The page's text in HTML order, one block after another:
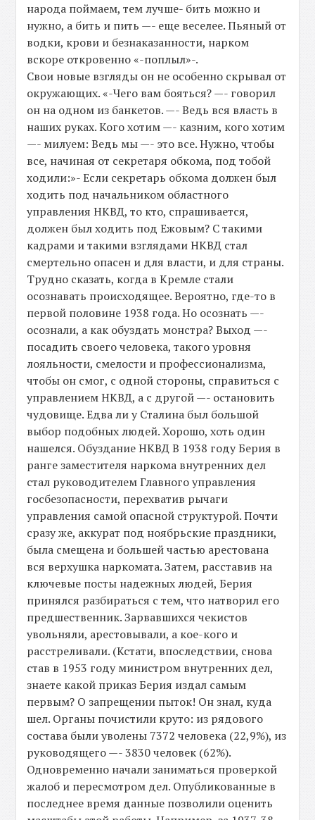
народа поймаем, тем лучше- бить можно и
нужно, а бить и пить —- еще веселее. Пьяный от
водки, крови и безнаказанности, нарком
вскоре откровенно «-поплыл»-.
Свои новые взгляды он не особенно скрывал от
окружающих. «-Чего вам бояться? —- говорил
он на одном из банкетов. —- Ведь вся власть в
наших руках. Кого хотим —- казним, кого хотим
—- милуем: Ведь мы —- это все. Нужно, чтобы
все, начиная от секретаря обкома, под тобой
ходили:»- Если секретарь обкома должен был
ходить под начальником областного
управления НКВД, то кто, спрашивается,
должен был ходить под Ежовым? С такими
кадрами и такими взглядами НКВД стал
смертельно опасен и для власти, и для страны.
Трудно сказать, когда в Кремле стали
осознавать происходящее. Вероятно, где-то в
первой половине 1938 года. Но осознать —-
осознали, а как обуздать монстра? Выход —-
посадить своего человека, такого уровня
лояльности, смелости и профессионализма,
чтобы он смог, с одной стороны, справиться с
управлением НКВД, а с другой —- остановить
чудовище. Едва ли у Сталина был большой
выбор подобных людей. Хорошо, хоть один
нашелся. Обуздание НКВД В 1938 году Берия в
ранге заместителя наркома внутренних дел
стал руководителем Главного управления
госбезопасности, перехватив рычаги
управления самой опасной структурой. Почти
сразу же, аккурат под ноябрьские праздники,
была смещена и большей частью арестована
вся верхушка наркомата. Затем, расставив на
ключевые посты надежных людей, Берия
принялся разбираться с тем, что натворил его
предшественник. Зарвавшихся чекистов
увольняли, арестовывали, а кое-кого и
расстреливали. (Кстати, впоследствии, снова
став в 1953 году министром внутренних дел,
знаете какой приказ Берия издал самым
первым? О запрещении пыток! Он знал, куда
шел. Органы почистили круто: из рядового
состава были уволены 7372 человека (22,9%), из
руководящего —- 3830 человек (62%).
Одновременно начали заниматься проверкой
жалоб и пересмотром дел. Опубликованные в
последнее время данные позволили оценить